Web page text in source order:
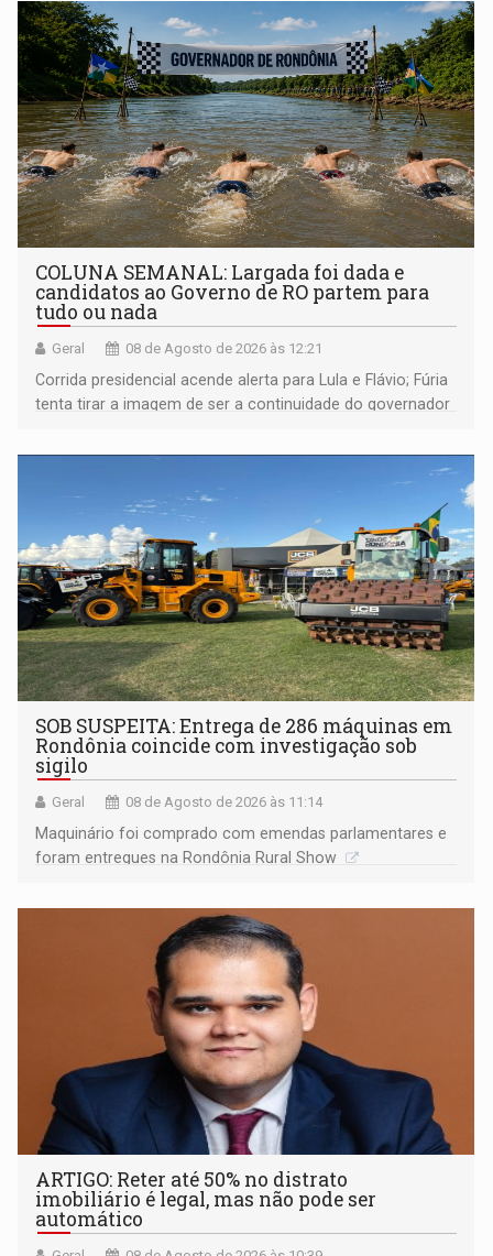
COLUNA SEMANAL: Largada foi dada e
candidatos ao Governo de RO partem para
tudo ou nada
Geral 08 de Agosto de 2026 às 12:21
Corrida presidencial acende alerta para Lula e Flávio; Fúria
tenta tirar a imagem de ser a continuidade do governador
não ter entrado no modo eleição; ABAV faz evento em
SOB SUSPEITA: Entrega de 286 máquinas em
Rondônia coincide com investigação sob
sigilo
Geral 08 de Agosto de 2026 às 11:14
Maquinário foi comprado com emendas parlamentares e
foram entregues na Rondônia Rural Show
ARTIGO: Reter até 50% no distrato
imobiliário é legal, mas não pode ser
automático